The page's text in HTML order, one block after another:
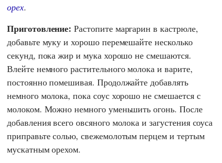
орех.
Приготовление: Растопите маргарин в кастрюле,
добавьте муку и хорошо перемешайте несколько
секунд, пока жир и мука хорошо не смешаются.
Влейте немного растительного молока и варите,
постоянно помешивая. Продолжайте добавлять
немного молока, пока соус хорошо не смешается с
молоком. Можно немного уменьшить огонь. После
добавления всего овсяного молока и загустения соуса
приправьте солью, свежемолотым перцем и тертым
мускатным орехом.